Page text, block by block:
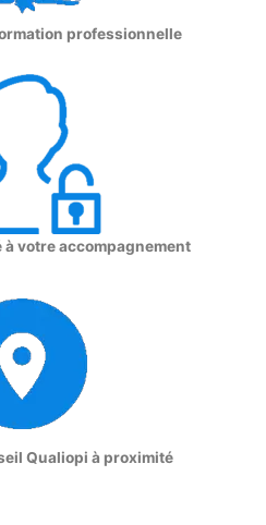
professionnelle
votre accompagnement
Qualiopi à proximité